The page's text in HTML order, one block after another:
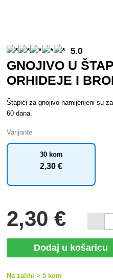
5.0
GNOJIVO U
ORHIDEJE I
Štapići za gnojivo namijenjeni su
60 dana.
Varijante
30 kom
2,30 €
2,30 €
Dodaj u košaricu
Na zalihi > 5 kom